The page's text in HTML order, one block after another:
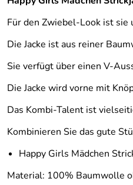
Für den Zwiebel-Look ist sie
Die Jacke ist aus reiner
Sie verfügt über einen V-
Die Jacke wird vorne mit
Das Kombi-Talent ist
Kombinieren Sie das gute
Happy Girls Mädchen
Material: 100% Baumwolle